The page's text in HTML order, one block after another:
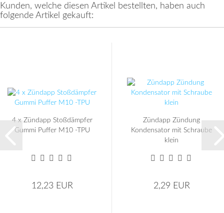
Kunden, welche diesen Artikel bestellten, haben auch
folgende Artikel gekauft:
4 x Zündapp Stoßdämpfer
Gummi Puffer M10 -TPU
12,23 EUR
Zündapp Zündung
Kondensator mit Schraube
klein
2,29 EUR